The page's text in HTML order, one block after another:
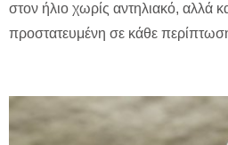
στον ήλιο χωρίς αντηλιακό, αλλά
προστατευμένη σε κάθε